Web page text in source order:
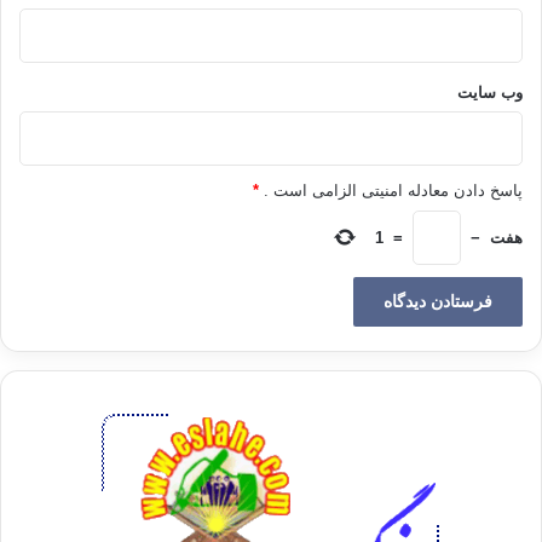
وب‌ سایت
پاسخ دادن معادله امنیتی الزامی است . *
هفت −
=
1